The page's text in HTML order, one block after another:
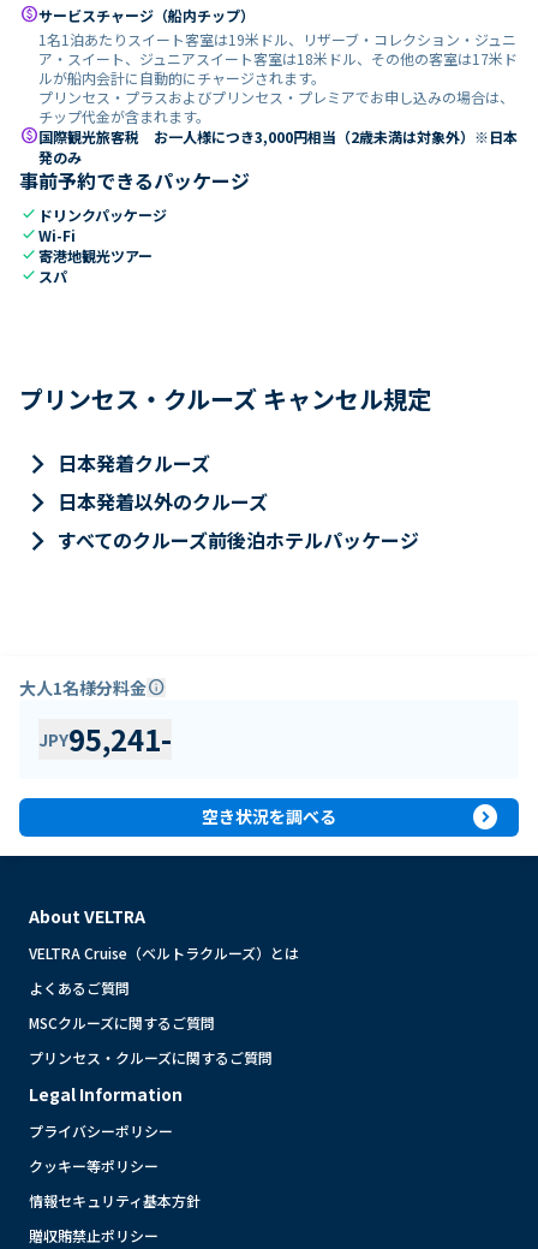
paidサービスチャージ（船内チップ）
1名1泊あたりスイート客室は19米ドル、リザーブ・コレクション・ジュニ
ア・スイート、ジュニアスイート客室は18米ドル、その他の客室は17米ド
ルが船内会計に自動的にチャージされます。
プリンセス・プラスおよびプリンセス・プレミアでお申し込みの場合は、
チップ代金が含まれます。
paid国際観光旅客税 お一人様につき3,000円相当（2歳未満は対象外）※日本
発のみ
事前予約できるパッケージ
check ドリンクパッケージ
checkWi-Fi
check寄港地観光ツアー
check スパ
プリンセス・クルーズ キャンセル規定
keyboard_arrow_right 日本発着クルーズ
keyboard_arrow_right 日本発着以外のクルーズ
keyboard_arrow_right すべてのクルーズ前後泊ホテルパッケージ
大人1名様分料金info
JPY95,241-
空き状況を調べる expand_circle_right
About VELTRA
VELTRA Cruise（ベルトラクルーズ）とは
よくあるご質問
MSCクルーズに関するご質問
プリンセス・クルーズに関するご質問
Legal Information
プライバシーポリシー
クッキー等ポリシー
情報セキュリティ基本方針
贈収賄禁止ポリシー